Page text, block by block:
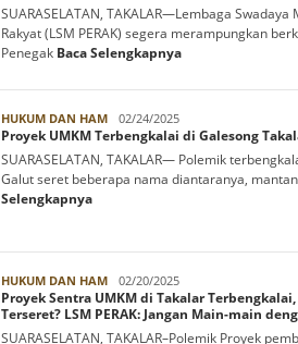
SUARASELATAN, TAKALAR—Lembaga
Rakyat (LSM PERAK) segera merampungkan
Penegak Baca Selengkapnya
HUKUM DAN HAMHs
D'Sau
02/24/2025
Proyek UMKM Terbengkalai di Galesong
SUARASELATAN, TAKALAR— Polemik
Galut seret beberapa nama diantaranya,
Selengkapnya
HUKUM DAN HAMHs
D'Sau
02/20/2025
Proyek Sentra UMKM di Takalar
Terseret? LSM PERAK: Jangan Main-main
SUARASELATAN, TAKALAR–Polemik Proyek